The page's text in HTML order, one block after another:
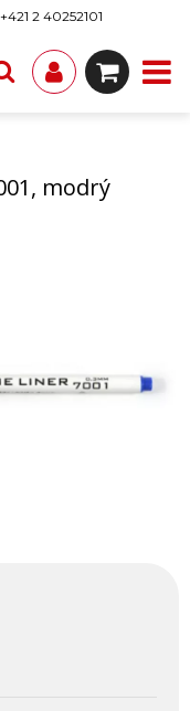
+421 2 40252101
modrý